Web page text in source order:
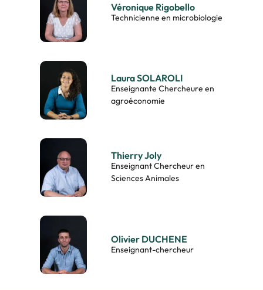
Véronique Rigobello
Technicienne en microbiologie
Laura SOLAROLI
Enseignante Chercheure en
agroéconomie
Thierry Joly
Enseignant Chercheur en
Sciences Animales
Olivier DUCHENE
Enseignant-chercheur